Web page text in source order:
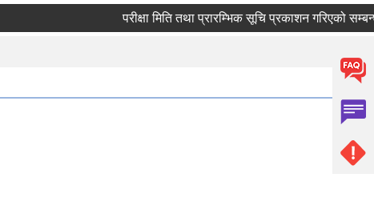
परीक्षा मिति तथा प्रारम्भिक सूचि प्रकाशन गरिएको सम्बन्धी